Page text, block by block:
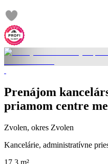
Prenájom
priamom centre
Zvolen, okres Zvolen
Kancelárie, administratívne
17.3 m²